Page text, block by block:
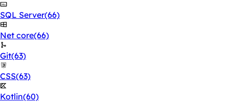
SQL Server(66)
Net core(66)
Git(63)
CSS(63)
Kotlin(60)